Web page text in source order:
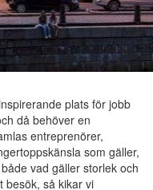
plats för jobb
då behöver en
entreprenörer,
som gäller,
vad gäller storlek och
besök, så kikar vi